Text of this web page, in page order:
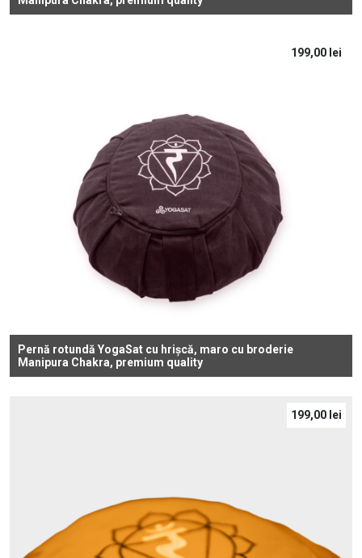
Pernă rotundă YogaSat cu hrișcă, maro cu broderie
Manipura Chakra, premium quality
199,00 lei
199,00 lei